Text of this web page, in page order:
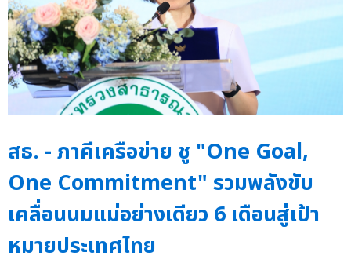
สธ. - ภาคีเครือข่าย ชู "One Goal,
One Commitment" รวมพลังขับ
เคลื่อนนมแม่อย่างเดียว 6 เดือนสู่เป้า
หมายประเทศไทย